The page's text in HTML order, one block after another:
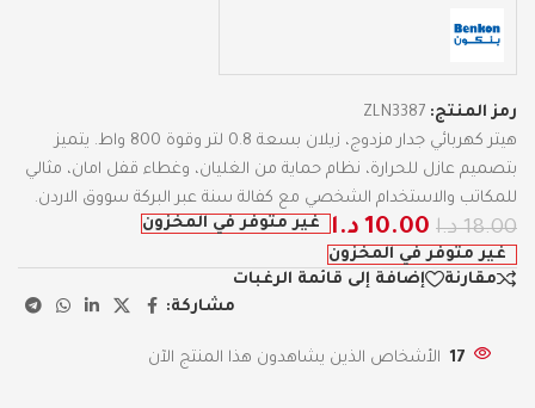
رمز المنتج: ZLN3387
هيتر كهربائي جدار مزدوج، زيلان بسعة 0.8 لتر وقوة 800 واط. يتميز
بتصميم عازل للحرارة، نظام حماية من الغليان، وغطاء قفل امان، مثالي
للمكاتب والاستخدام الشخصي مع كفالة سنة عبر البركة سووق الاردن.
18.00 د.ا 10.00 د.ا
غير متوفر في المخزون
غير متوفر في المخزون
مقارنة
إضافة إلى قائمة الرغبات
مشاركة:
17 الأشخاص الذين يشاهدون هذا المنتج الآن